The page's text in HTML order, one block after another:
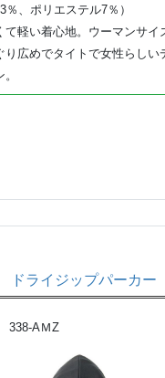
％、ポリエステル7％）
て軽い着心地。ウーマンサイ
り広めでタイトで女性らしい
ドライジップパーカー
338-AＭZ